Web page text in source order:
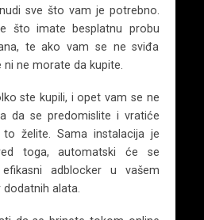
sve što vam je potrebno.
što imate besplatnu probu
te ako vam se ne sviđa
ne morate da kupite.
ste kupili, i opet vam se ne
da se predomislite i vratiće
želite. Sama instalacija je
toga, automatski će se
adblocker u vašem
alata.